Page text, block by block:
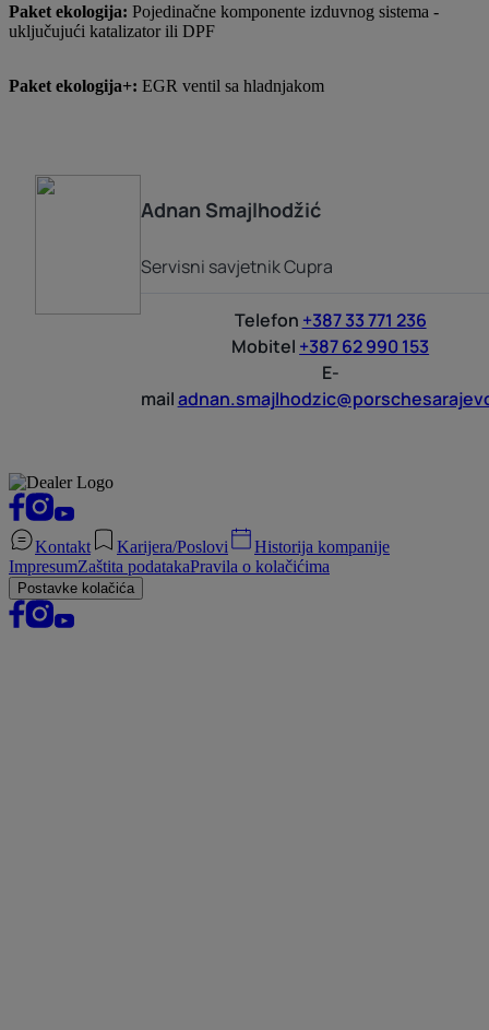
Paket ekologija: Pojedinačne komponente izduvnog sistema -
uključujući katalizator ili DPF
Paket ekologija+: EGR ventil sa hladnjakom
Adnan Smajlhodžić
Servisni savjetnik Cupra
Telefon +387 33 771 236
Mobitel +387 62 990 153
E-
mail
Kontakt Karijera/Poslovi
Historija kompanije
ImpresumZaštita podatakaPravila o kolačićima
Postavke kolačića